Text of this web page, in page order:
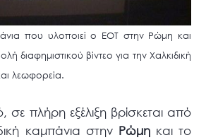
που υλοποιεί ο ΕΟΤ στην Ρώμη και
διαφημιστικού βίντεο για την Χαλκιδική
λεωφορεία.
σε πλήρη εξέλιξη βρίσκεται από
καμπάνια στην Ρώμηκαι το